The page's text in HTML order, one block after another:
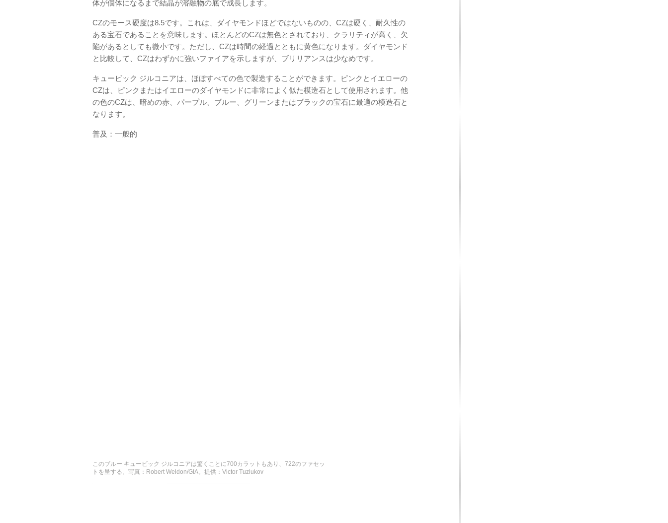
体が個体になるまで結晶が溶融物の底で成長します。
CZのモース硬度は8.5です。これは、ダイヤモンドほどではないものの、CZは硬く、耐久性の
ある宝石であることを意味します。ほとんどのCZは無色とされており、クラリティが高く、欠
陥があるとしても微小です。ただし、CZは時間の経過とともに黄色になります。ダイヤモンド
と比較して、CZはわずかに強いファイアを示しますが、ブリリアンスは少なめです。
キュービック ジルコニアは、ほぼすべての色で製造することができます。ピンクとイエローの
CZは、ピンクまたはイエローのダイヤモンドに非常によく似た模造石として使用されます。他
の色のCZは、暗めの赤、パープル、ブルー、グリーンまたはブラックの宝石に最適の模造石と
なります。
普及：一般的
このブルー キュービック ジルコニアは驚くことに700カラットもあり、722のファセッ
トを呈する。写真：Robert Weldon/GIA。提供：Victor Tuzlukov